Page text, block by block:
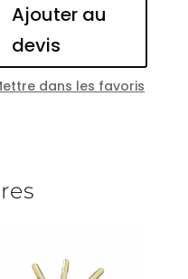
Ajouter au
devis
dans les favoris